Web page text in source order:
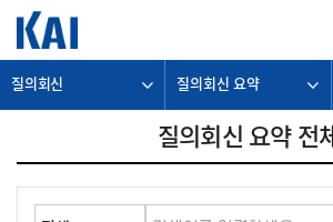
질의회신 질의회신 요약
질의회신 요약 전체